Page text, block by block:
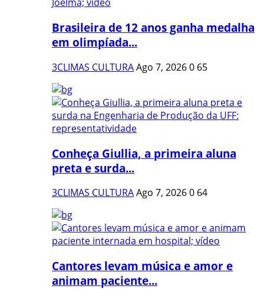
Brasileira de 12 anos ganha medalha
em olimpíada...
3CLIMAS CULTURAAgo 7, 20260 65
Conheça Giullia, a primeira aluna
preta e surda...
3CLIMAS CULTURAAgo 7, 20260 64
Cantores levam música e amor e
animam paciente...